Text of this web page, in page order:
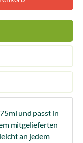
und passt in
mitgelieferten
an jedem